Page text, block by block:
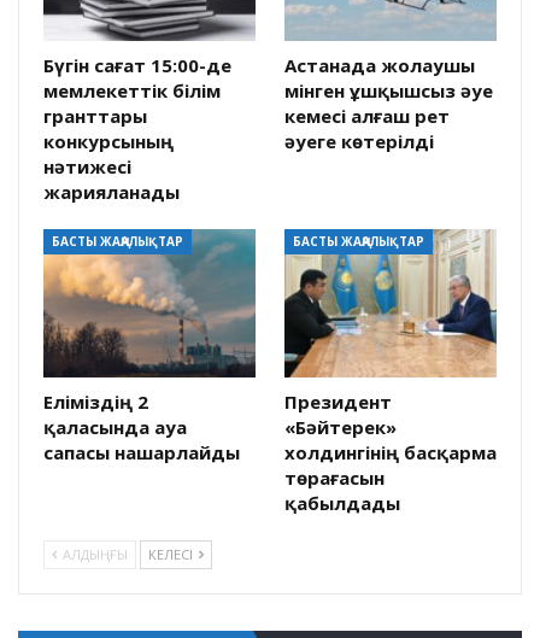
Бүгін сағат 15:00-де
мемлекеттік білім
гранттары
конкурсының
нәтижесі
жарияланады
Астанада жолаушы
мінген ұшқышсыз әуе
кемесі алғаш рет
әуеге көтерілді
БАСТЫ ЖАҢАЛЫҚТАР
Еліміздің 2
қаласында ауа
сапасы нашарлайды
БАСТЫ ЖАҢАЛЫҚТАР
Президент
«Бәйтерек»
холдингінің басқарма
төрағасын
қабылдады
АЛДЫҢҒЫ КЕЛЕСІ